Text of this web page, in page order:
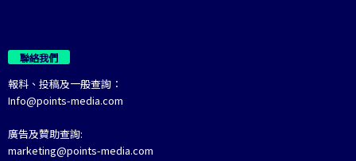
聯絡我們
報料、投稿及一般查詢：
Info@points-media.com
廣告及贊助查詢:
marketing@points-media.com